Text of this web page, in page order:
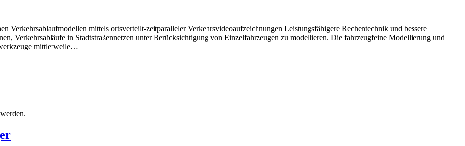
Verkehrsablaufmodellen mittels ortsverteilt-zeitparalleler Verkehrsvideoaufzeichnungen Leistungsfähigere Rechentechnik und bessere
Verkehrsabläufe in Stadtstraßennetzen unter Berücksichtigung von Einzelfahrzeugen zu modellieren. Die fahrzeugfeine Modellierung und
mittlerweile…